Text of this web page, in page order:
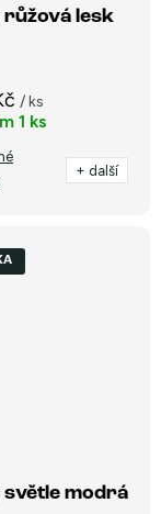
lesk
/ ks
1 ks
+ další
modrá